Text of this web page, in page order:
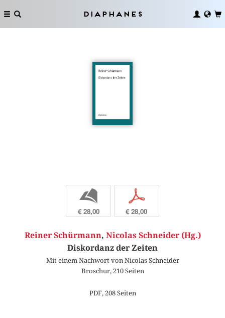
Diaphanes
b
€ 28,00
p
€ 28,00
Reiner Schürmann, Nicolas Schneider (Hg.)
Diskordanz der Zeiten
Mit einem Nachwort von Nicolas Schneider
Broschur, 210 Seiten
PDF, 208 Seiten